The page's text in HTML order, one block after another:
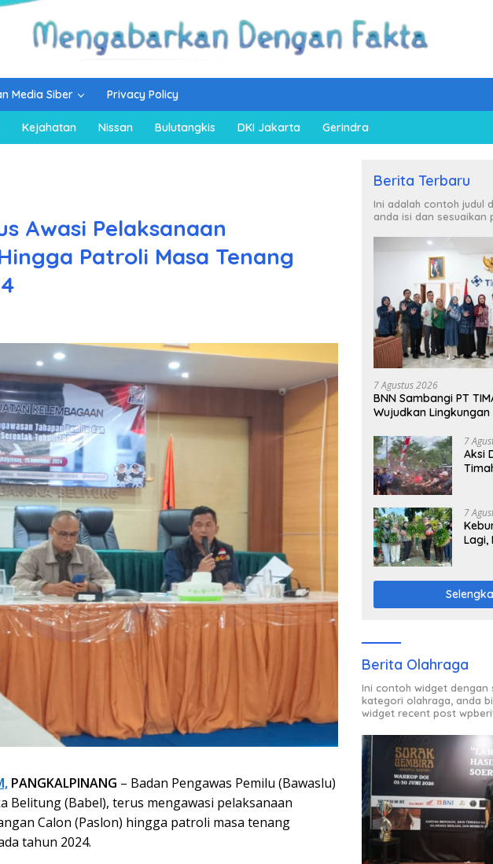
Media Siber Privacy Policy
Kejahatan Nissan Bulutangkis DKI Jakarta Gerindra
Awasi Pelaksanaan
Patroli Masa Tenang
PANGKALPINANG – Badan Pengawas Pemilu (Bawaslu)
Belitung (Babel), terus mengawasi pelaksanaan
Calon (Paslon) hingga patroli masa tenang
tahun 2024.
Berita Terbaru
Ini adalah contoh judul
anda isi dan sesuaikan
7 Agustus 2026
BNN Sambangi PT
Wujudkan
7
Aksi
7
Lagi,
Berita Olahraga
Ini contoh widget dengan
kategori olahraga, anda
widget recent post